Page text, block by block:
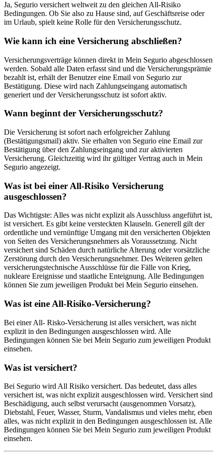
Ja, Segurio versichert weltweit zu den gleichen All-Risiko
Bedingungen. Ob Sie also zu Hause sind, auf Geschäftsreise oder
im Urlaub, spielt keine Rolle für den Versicherungsschutz.
Wie kann ich eine Versicherung abschließen?
Versicherungsverträge können direkt in Mein Segurio abgeschlossen
werden. Sobald alle Daten erfasst sind und die Versicherungsprämie
bezahlt ist, erhält der Benutzer eine Email von Segurio zur
Bestätigung. Diese wird nach Zahlungseingang automatisch
generiert und der Versicherungsschutz ist sofort aktiv.
Wann beginnt der Versicherungsschutz?
Die Versicherung ist sofort nach erfolgreicher Zahlung
(Bestätigungsmail) aktiv. Sie erhalten von Segurio eine Email zur
Bestätigung über den Zahlungseingang und zur aktivierten
Versicherung. Gleichzeitig wird ihr gültiger Vertrag auch in Mein
Segurio angezeigt.
Was ist bei einer All-Risiko Versicherung
ausgeschlossen?
Das Wichtigste: Alles was nicht explizit als Ausschluss angeführt ist,
ist versichert. Es gibt keine versteckten Klauseln. Generell gilt der
ordentliche und vernünftige Umgang mit den versicherten Objekten
von Seiten des Versicherungsnehmers als Voraussetzung. Nicht
versichert sind Schäden durch natürliche Alterung oder vorsätzliche
Zerstörung durch den Versicherungsnehmer. Des Weiteren gelten
versicherungstechnische Ausschlüsse für die Fälle von Krieg,
nukleare Ereignisse und staatliche Enteignung. Alle Bedingungen
können Sie zum jeweiligen Produkt bei Mein Segurio einsehen.
Was ist eine All-Risiko-Versicherung?
Bei einer All- Risko-Versicherung ist alles versichert, was nicht
explizit in den Bedingungen ausgeschlossen wird. Alle
Bedingungen können Sie bei Mein Segurio zum jeweiligen Produkt
einsehen.
Was ist versichert?
Bei Segurio wird All Risiko versichert. Das bedeutet, dass alles
versichert ist, was nicht explizit ausgeschlossen wird. Versichert sind
Beschädigung, auch selbst verursacht (ausgenommen Vorsatz),
Diebstahl, Feuer, Wasser, Sturm, Vandalismus und vieles mehr, eben
alles, was nicht explizit in den Bedingungen ausgeschlossen ist. Alle
Bedingungen können Sie bei Mein Segurio zum jeweiligen Produkt
einsehen.